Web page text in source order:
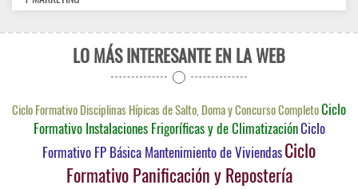
LO MÁS INTERESANTE EN LA WEB
Ciclo Formativo Disciplinas Hípicas de Salto, Doma y Concurso CompletoCiclo
Formativo Instalaciones Frigoríficas y de ClimatizaciónCiclo
Formativo FP Básica Mantenimiento de ViviendasCiclo
Formativo Panificación y Repostería